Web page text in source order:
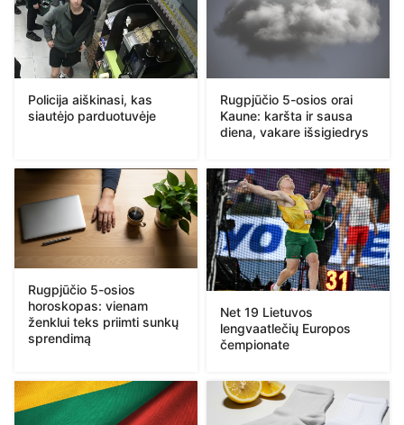
Policija aiškinasi, kas
siautėjo parduotuvėje
Rugpjūčio 5-osios orai
Kaune: karšta ir sausa
diena, vakare išsigiedrys
Rugpjūčio 5-osios
horoskopas: vienam
ženklui teks priimti sunkų
sprendimą
Net 19 Lietuvos
lengvaatlečių Europos
čempionate